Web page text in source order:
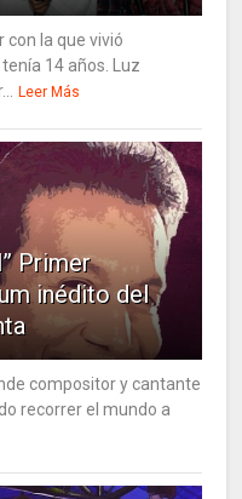
la que vivió
14 años. Luz
Leer Más
Primer
inédito del
compositor y cantante
recorrer el mundo a